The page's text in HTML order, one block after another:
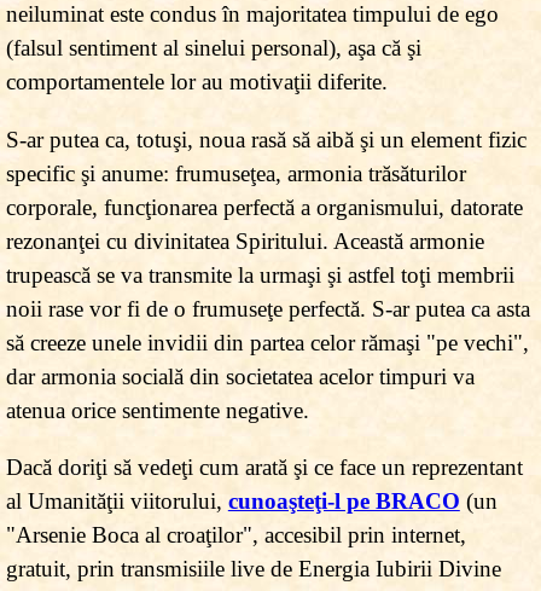
neiluminat este condus în majoritatea timpului de ego
(falsul sentiment al sinelui personal), aşa că şi
comportamentele lor au motivaţii diferite.
S-ar putea ca, totuşi, noua rasă să aibă şi un element fizic
specific şi anume: frumuseţea, armonia trăsăturilor
corporale, funcţionarea perfectă a organismului, datorate
rezonanţei cu divinitatea Spiritului. Această armonie
trupească se va transmite la urmaşi şi astfel toţi membrii
noii rase vor fi de o frumuseţe perfectă. S-ar putea ca asta
să creeze unele invidii din partea celor rămaşi "pe vechi",
dar armonia socială din societatea acelor timpuri va
atenua orice sentimente negative.
Dacă doriţi să vedeţi cum arată şi ce face un reprezentant
al Umanităţii viitorului, cunoaşteţi-l pe BRACO (un
"Arsenie Boca al croaţilor", accesibil prin internet,
gratuit, prin transmisiile live de Energia Iubirii Divine